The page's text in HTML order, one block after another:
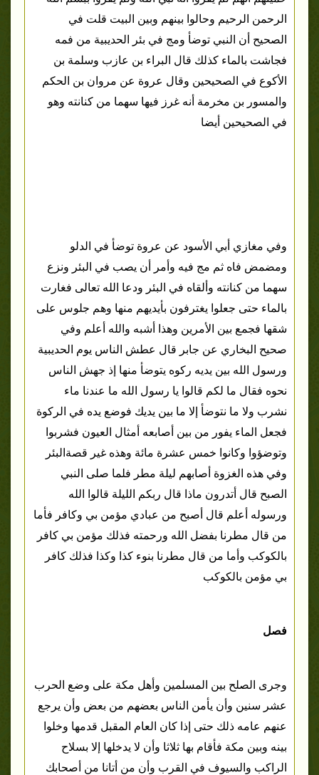
الرحمن الرحيم وحالوا بينهم وبين البيت قلت في
الصحيح أن النبي توضأ ومج في بئر الحديبية من فمه
فجاشت بالماء كذلك قال البراء بن عازب وسلمة بن
الأكوع في الصحيحين وقال عروة عن مروان بن الحكم
والمسور بن مخرمة أنه غرز فيها سهما من كنانته وهو
في الصحيحين أيضا
وفي مغازي أبي الأسود عن عروة توضأ في الدلو
ومضمض فاه ثم مج فيه وأمر أن يصب في البئر ونزع
سهما من كنانته وألقاه في البئر ودعا الله تعالى فغارت
بالماء حتى جعلوا يغترفون بأيديهم منها وهم جلوس على
شقها فجمع بين الأمرين وهذا أشبه والله أعلم وفي
صحيح البخاري عن جابر قال عطش الناس يوم الحديبية
ورسول الله بين يديه ركوه يتوضأ منها إذ جهش الناس
نحوه فقال ما لكم قالوا يا رسول الله ما عندنا ماء
نشرب ولا ما نتوضأ إلا ما بين يديك فوضع يده في الركوة
فجعل الماء يفور من بين أصابعه أمثال العيون فشربوا
وتوضؤوا وكانوا خمس عشرة مائة وهذه غير قصةالبئر
وفي هذه الغزوة أصابهم ليلة مطر فلما صلى النبي
الصبح قال أتدرون ماذا قال ربكم الليلة قالوا الله
ورسوله أعلم قال أصبح من عبادي مؤمن بي وكافر فأما
من قال مطرنا بفضل الله ورحمته فذلك مؤمن بي كافر
بالكوكب وأما من قال مطرنا بنوء كذا وكذا فذلك كافر
بي مؤمن بالكوكب
فصل
وجرى الصلح بين المسلمين وأهل مكة على وضع الحرب
عشر سنين وأن يأمن الناس بعضهم من بعض وأن يرجع
عنهم عامه ذلك حتى إذا كان العام المقبل قدمها وخلوا
بينه وبين مكة فأقام بها ثلاثا وأن لا يدخلها إلا بسلاح
الراكب والسيوف في القرب وأن من أتانا من أصحابك